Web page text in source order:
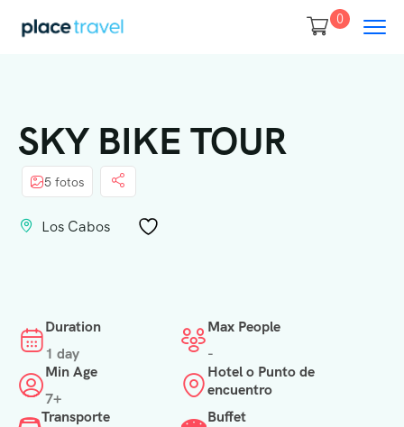
0
SKY BIKE TOUR
5 fotos
Los Cabos
Duration
1 day
Max People
-
Min Age
7+
Hotel o Punto de
encuentro
Transporte
Buffet